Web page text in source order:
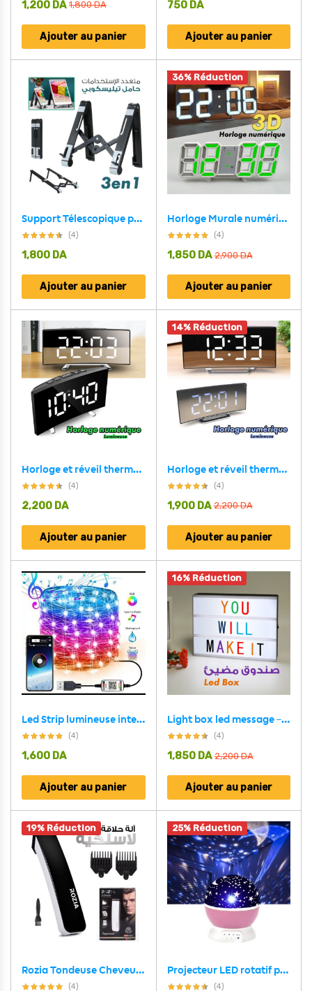
1,800DA
1,200 DA
Ajouter au panier
750 DA
Ajouter au panier
Support Télescopique pour ordinateur portable, tablette et smartphone
(4)
1,800 DA
Ajouter au panier
36% Réduction
Horloge Murale numérique LED 3D
(4)
2,900DA
1,850 DA
Ajouter au panier
Horloge et réveil thermomètre de table electronique lumineux DT-6507
(4)
2,200 DA
Ajouter au panier
14% Réduction
Horloge et réveil thermomètre de table electronique lumineux
(4)
2,200DA
1,900 DA
Ajouter au panier
Led Strip lumineuse intelligente 5M USB Bluetooth pour décoration
(4)
1,600 DA
Ajouter au panier
16% Réduction
Light box led message – Coloré
(4)
2,200DA
1,850 DA
Ajouter au panier
19% Réduction
Rozia Tondeuse Cheveux et barbes Rechargeable Sans fil HQ207
(4)
25% Réduction
Projecteur LED rotatif produisant l’image d’un ciel étoilé, idéal pour la chambre d’un enfant
(4)